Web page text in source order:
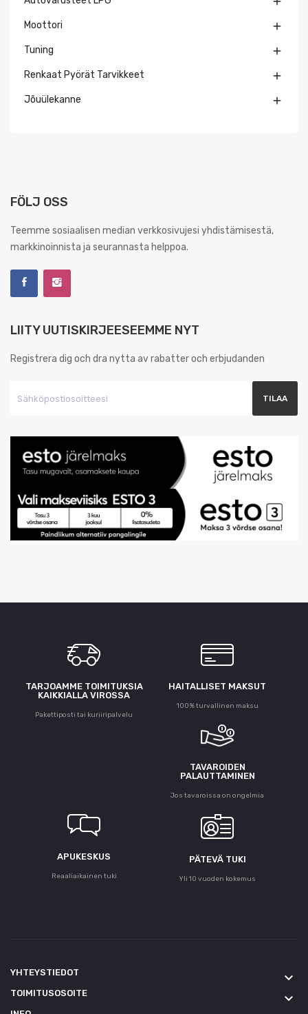
Moottori 
Tuning 
Renkaat Pyörät Tarvikkeet 
Jõuülekanne 
FÖLJ OSS
Teemme sosiaalisen median verkkosivujesi yhdistämisestä,
markkinoinnista ja seurannasta helppoa.
LIITY UUTISKIRJEESEEMME NYT
Registrera dig och dra nytta av rabatter och erbjudanden
TARJOAMME TOIMITUKSIA
KAIKKIALLA VIROSSA
Pakettiposti tai kuriiripalvelu
HAITALLISET MAKSUT
100% turvallinen maksu
TAVAROIDEN
PALAUTTAMINEN
Jos tavaroissa on ongelmia
APUKESKUS
Reaaliaikainen tuki
PÄTEVÄ TUKI
Yli 10 vuoden kokemus
YHTEYSTIEDOT keyboard_arrow_down
TOIMITUSOSOITE keyboard_arrow_down